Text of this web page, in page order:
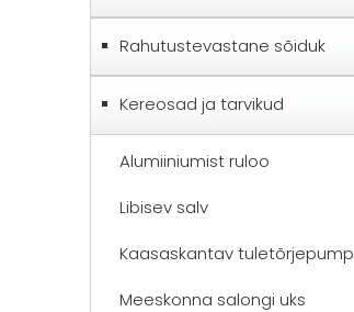
Rahutustevastane sõiduk
Kereosad ja tarvikud
Alumiiniumist ruloo
Libisev salv
Kaasaskantav tuletõrjepump
Meeskonna salongi uks